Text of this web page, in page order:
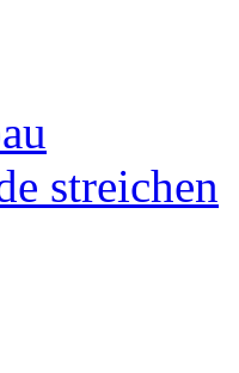
streichen